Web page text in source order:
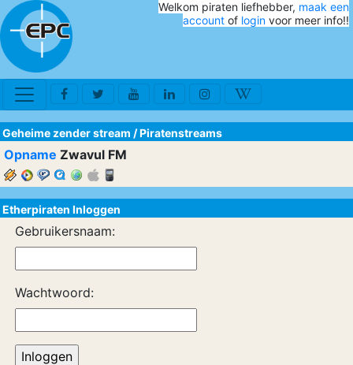
Welkom piraten liefhebber, maak een
account of login voor meer info!!
Geheime zender stream /Piratenstreams
Opname Zwavul FM
Etherpiraten Inloggen
Gebruikersnaam:
Wachtwoord: